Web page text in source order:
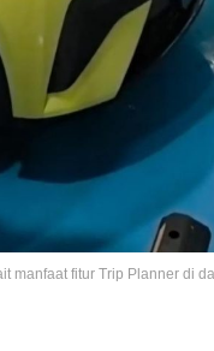
manfaat fitur Trip Planner di